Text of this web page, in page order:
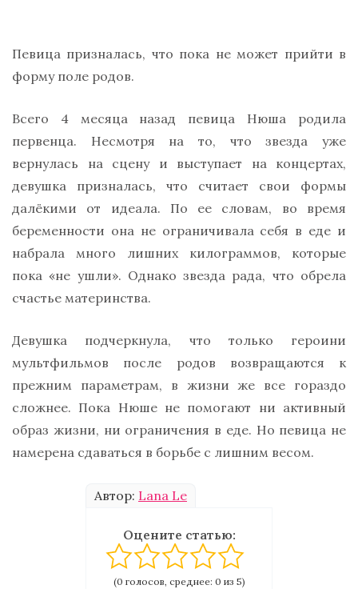
Певица призналась, что пока не может прийти в
форму поле родов.
Всего 4 месяца назад певица Нюша родила
первенца. Несмотря на то, что звезда уже
вернулась на сцену и выступает на концертах,
девушка призналась, что считает свои формы
далёкими от идеала. По ее словам, во время
беременности она не ограничивала себя в еде и
набрала много лишних килограммов, которые
пока «не ушли». Однако звезда рада, что обрела
счастье материнства.
Девушка подчеркнула, что только героини
мультфильмов после родов возвращаются к
прежним параметрам, в жизни же все гораздо
сложнее. Пока Нюше не помогают ни активный
образ жизни, ни ограничения в еде. Но певица не
намерена сдаваться в борьбе с лишним весом.
Автор: Lana Le
Оцените статью:
(0 голосов, среднее: 0 из 5)